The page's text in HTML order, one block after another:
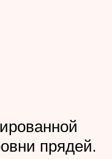
прядей.